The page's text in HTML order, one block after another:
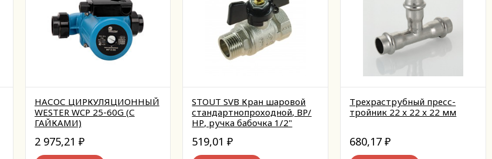
НАСОС ЦИРКУЛЯЦИОННЫЙ
WESTER WCP 25-60G (С
ГАЙКАМИ)
2 975,21 ₽
STOUT SVB Кран шаровой
стандартнопроходной, ВР/
НР, ручка бабочка 1/2"
519,01₽
Трехраструбный пресс-
тройник 22 x 22 x 22 мм
680,17₽